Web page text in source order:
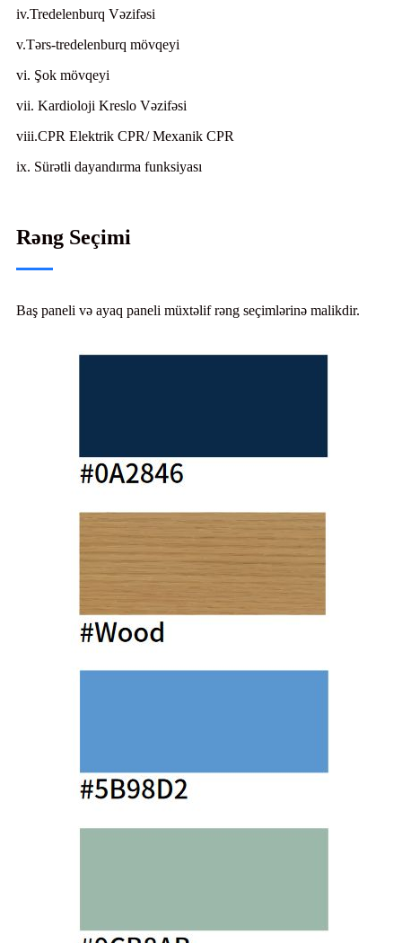
iv.Tredelenburq Vəzifəsi
v.Tərs-tredelenburq mövqeyi
vi. Şok mövqeyi
vii. Kardioloji Kreslo Vəzifəsi
viii.CPR Elektrik CPR/ Mexanik CPR
ix. Sürətli dayandırma funksiyası
Rəng Seçimi
Baş paneli və ayaq paneli müxtəlif rəng seçimlərinə malikdir.